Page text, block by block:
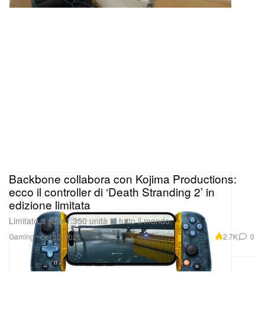
Gaming
Backbone collabora con Kojima Productions:
ecco il controller di ‘Death Stranding 2’ in
edizione limitata
Limitato a sole 1.350 unità in tutto il mondo.
Oct 30, 2025 2.7K 0